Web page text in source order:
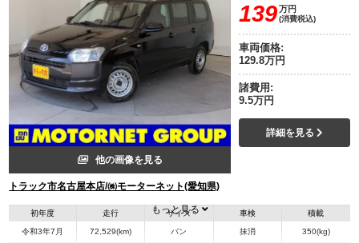
他の画像を見る
トラック市名古屋本店/㈱モーターネット(愛知県)
139万円
(消費税込)
車両価格:
129.8万円
諸費用:
9.5万円
詳細を見る
初年度
令和3年7月
走行
72,529(km)
サイズ
バン
車検
抹消
積載
350(kg)
もっと見る